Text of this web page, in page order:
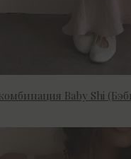
Baby Shi